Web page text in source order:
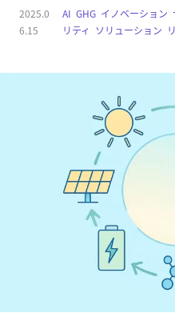
AI ,GHG イノベーション ,
リティ ソリューション
2025.0
6.15